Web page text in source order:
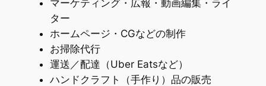
マーケティング・広報・動画編集・ライ
ター
ホームページ・CGなどの制作
お掃除代行
運送／配達（Uber Eatsなど）
ハンドクラフト（手作り）品の販売